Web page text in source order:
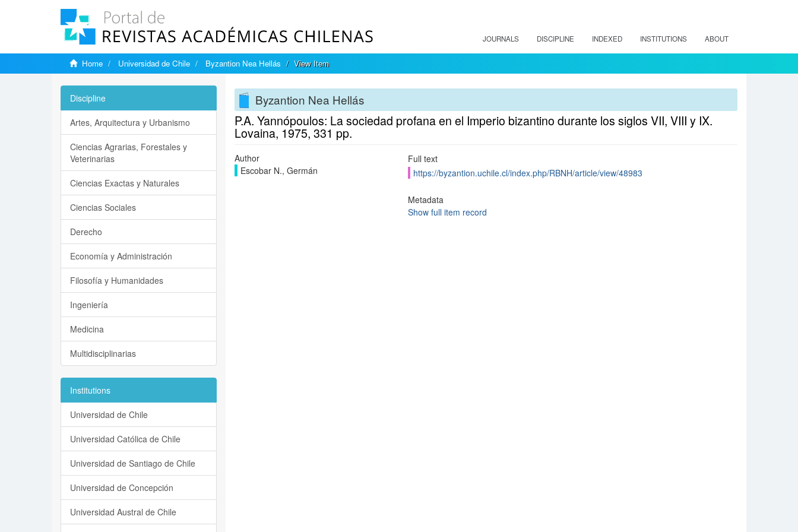
JOURNALS DISCIPLINE INDEXED INSTITUTIONS ABOUT
Home Universidad de Chile Byzantion Nea Hellás View Item
Byzantion Nea Hellás
P.A. Yannópoulos: La sociedad profana en el Imperio bizantino durante los siglos VII, VIII y IX.
Lovaina, 1975, 331 pp.
Author
Escobar N., Germán
Full text
https://byzantion.uchile.cl/index.php/RBNH/article/view/48983
Metadata
Show full item record
Discipline
Artes, Arquitectura y Urbanismo
Ciencias Agrarias, Forestales y
Veterinarias
Ciencias Exactas y Naturales
Ciencias Sociales
Derecho
Economía y Administración
Filosofía y Humanidades
Ingeniería
Medicina
Multidisciplinarias
Institutions
Universidad de Chile
Universidad Católica de Chile
Universidad de Santiago de Chile
Universidad de Concepción
Universidad Austral de Chile